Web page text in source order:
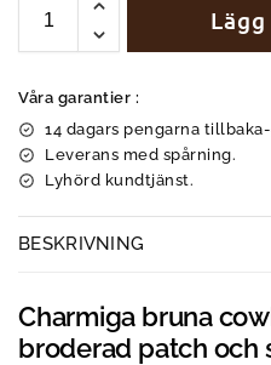
Våra garantier :
14 dagars pengarna
Leverans med spårning.
Lyhörd kundtjänst.
BESKRIVNING
Charmiga bruna
broderad patch och